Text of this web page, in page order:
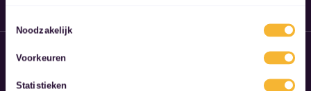
uw gebruik van onze site met onze partners voor social media,
combineren met andere informatie die u aan ze heeft verstrekt
of die ze hebben verzameld op basis van uw gebruik van hun
Toestemmingsselectie
Noodzakelijk
Voorkeuren
Statistieken